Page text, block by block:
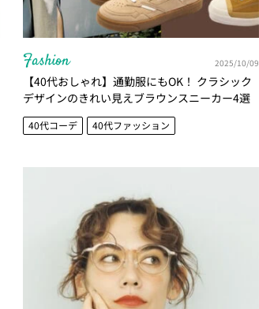
Fashion 2025/10/09
【40代おしゃれ】通勤服にもOK！ クラシック
デザインのきれい見えブラウンスニーカー4選
40代コーデ 40代ファッション